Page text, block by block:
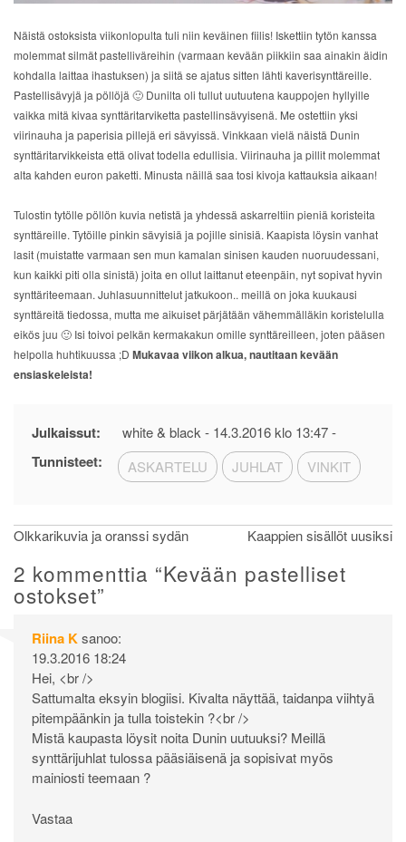
Näistä ostoksista viikonlopulta tuli niin keväinen fiilis! Iskettiin tytön kanssa
molemmat silmät pastelliväreihin (varmaan kevään piikkiin saa ainakin äidin
kohdalla laittaa ihastuksen) ja siitä se ajatus sitten lähti kaverisynttäreille.
Pastellisävyjä ja pöllöjä 🙂 Dunilta oli tullut uutuutena kauppojen hyllyille
vaikka mitä kivaa synttäritarviketta pastellinsävyisenä. Me ostettiin yksi
viirinauha ja paperisia pillejä eri sävyissä. Vinkkaan vielä näistä Dunin
synttäritarvikkeista että olivat todella edullisia. Viirinauha ja pillit molemmat
alta kahden euron paketti. Minusta näillä saa tosi kivoja kattauksia aikaan!
Tulostin tytölle pöllön kuvia netistä ja yhdessä askarreltiin pieniä koristeita
synttäreille. Tytöille pinkin sävyisiä ja pojille sinisiä. Kaapista löysin vanhat
lasit (muistatte varmaan sen mun kamalan sinisen kauden nuoruudessani,
kun kaikki piti olla sinistä) joita en ollut laittanut eteenpäin, nyt sopivat hyvin
synttäriteemaan. Juhlasuunnittelut jatkukoon.. meillä on joka kuukausi
synttäreitä tiedossa, mutta me aikuiset pärjätään vähemmälläkin koristelulla
eikös juu 🙂 Isi toivoi pelkän kermakakun omille synttäreilleen, joten pääsen
helpolla huhtikuussa ;D Mukavaa viikon alkua, nautitaan kevään
ensiaskeleista!
Julkaissut: white & black - 14.3.2016 klo 13:47-
Tunnisteet: ASKARTELU JUHLAT VINKIT
Artikkelien
selaus
Olkkarikuvia ja oranssi sydän Kaappien sisällöt uusiksi
2 kommenttia “Kevään pastelliset
ostokset”
Riina Ksanoo:
19.3.2016 18:24
Hei, <br />
Sattumalta eksyin blogiisi. Kivalta näyttää, taidanpa viihtyä
pitempäänkin ja tulla toistekin ?<br />
Mistä kaupasta löysit noita Dunin uutuuksi? Meillä
synttärijuhlat tulossa pääsiäisenä ja sopisivat myös
mainiosti teemaan ?
Vastaa